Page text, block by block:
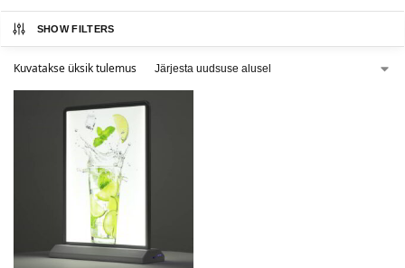
SHOW FILTERS
Kuvatakse üksik tulemus